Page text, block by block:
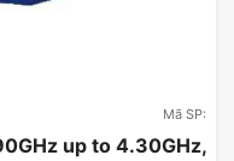
Mã SP:
up to 4.30GHz,